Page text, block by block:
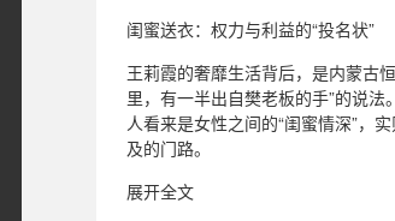
闺蜜送衣：权力与利益的“投名状”
王莉霞的奢靡生活背后，是内蒙古
里，有一半出自樊老板的手”的说
人看来是女性之间的“闺蜜情深”，
及的门路。
展开全文